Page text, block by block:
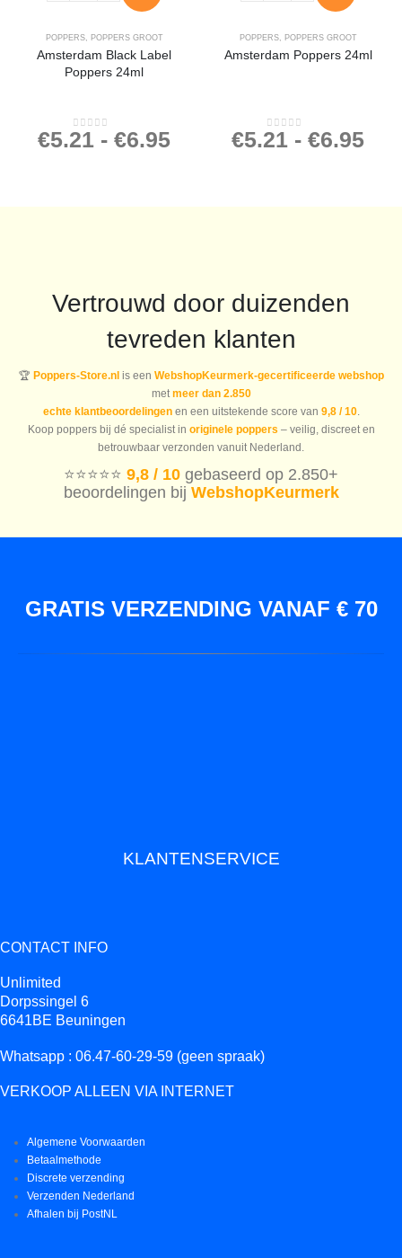
POPPERS, POPPERS GROOT
Amsterdam Black Label
Poppers 24ml
0out of 5
€5.21 - €6.95
POPPERS, POPPERS GROOT
Amsterdam Poppers 24ml
0out of 5
€5.21 - €6.95
Vertrouwd door duizenden
tevreden klanten
🏆 Poppers-Store.nlis een WebshopKeurmerk-gecertificeerde webshop
met meer dan 2.850
echte klantbeoordelingenen een uitstekende score van 9,8 / 10.
Koop poppers bij dé specialist in originele poppers – veilig, discreet en
betrouwbaar verzonden vanuit Nederland.
⭐️⭐️⭐️⭐️⭐️ 9,8 / 10 gebaseerd op 2.850+
beoordelingen bij WebshopKeurmerk
GRATIS VERZENDING VANAF € 70
KLANTENSERVICE
CONTACT INFO
Unlimited
Dorpssingel 6
6641BE Beuningen
Whatsapp : 06.47-60-29-59 (geen spraak)
VERKOOP ALLEEN VIA INTERNET
Algemene Voorwaarden
Betaalmethode
Discrete verzending
Verzenden Nederland
Afhalen bij PostNL